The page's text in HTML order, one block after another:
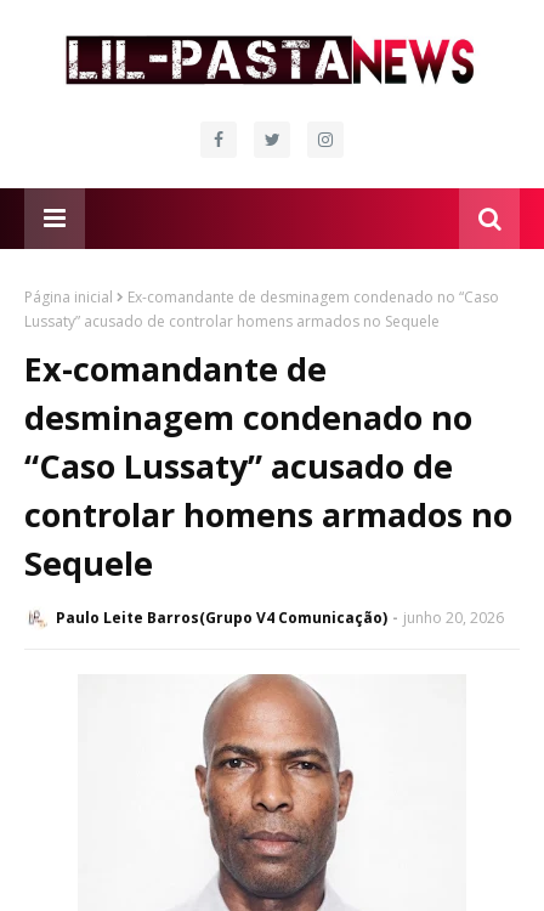
Página inicial
Ex-comandante de desminagem condenado no “Caso
Lussaty” acusado de controlar homens armados no Sequele
Ex-comandante de
desminagem condenado no
“Caso Lussaty” acusado de
controlar homens armados no
Sequele
Paulo Leite Barros(Grupo V4 Comunicação) junho 20, 2026